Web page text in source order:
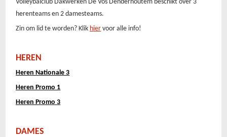
Volleybalclub Dakwerken De Vos Denderhoutem beschikt over 3
herenteams en 2 damesteams.
Zin om lid te worden? Klik hier voor alle info!
HEREN
Heren Nationale 3
Heren Promo 1
Heren Promo 3
DAMES